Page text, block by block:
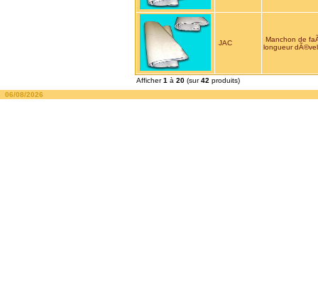
JAC
Manchon de
longueur
Afficher1 à 20 (sur42 produits)
06/08/2026